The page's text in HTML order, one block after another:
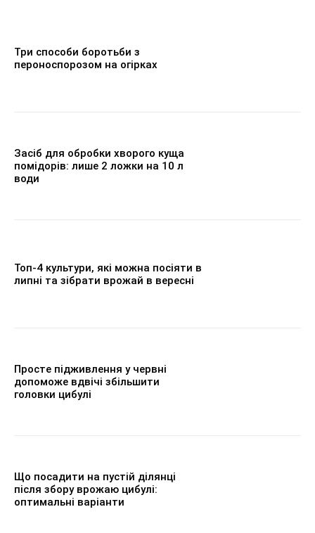
Три способи боротьби з
пероноспорозом на огірках
Засіб для обробки хворого куща
помідорів: лише 2 ложки на 10 л
води
Топ-4 культури, які можна посіяти в
липні та зібрати врожай в вересні
Просте підживлення у червні
допоможе вдвічі збільшити
головки цибулі
Що посадити на пустій ділянці
після збору врожаю цибулі:
оптимальні варіанти